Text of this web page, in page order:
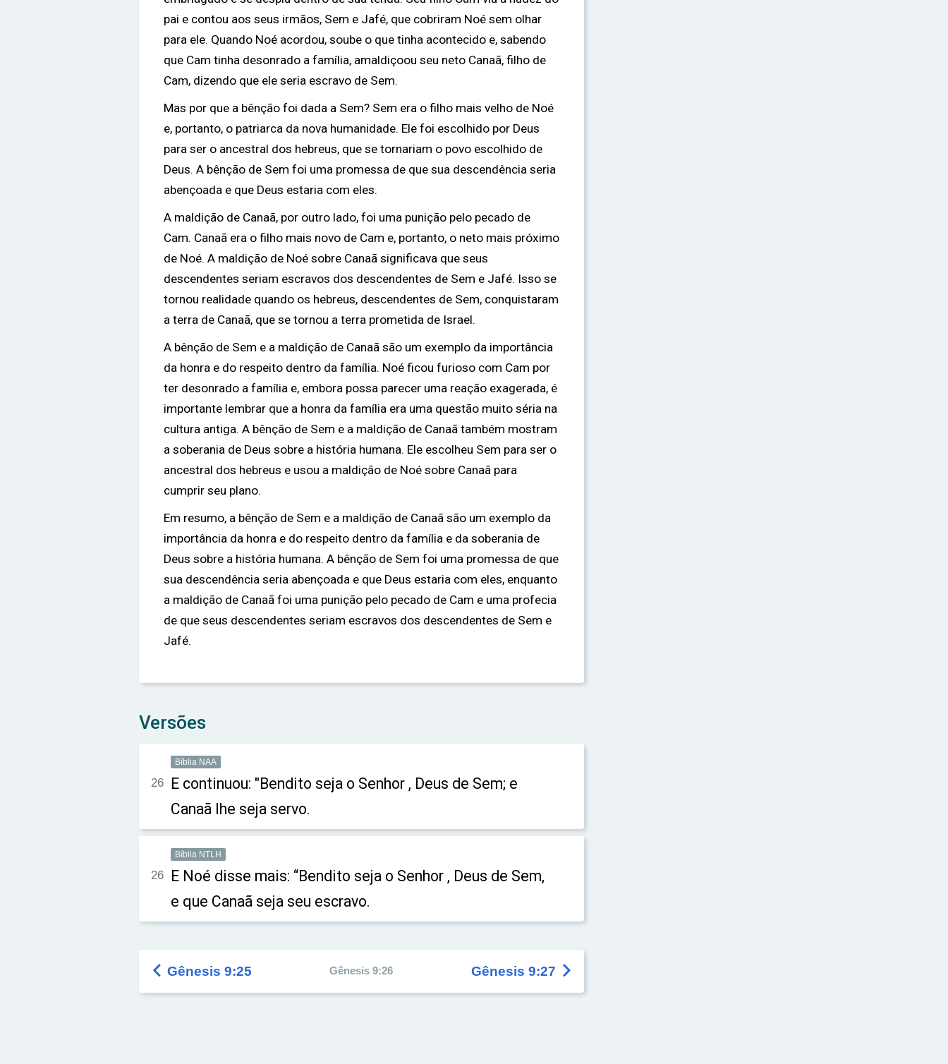
pai e contou aos seus irmãos, Sem e Jafé, que cobriram Noé sem olhar
para ele. Quando Noé acordou, soube o que tinha acontecido e, sabendo
que Cam tinha desonrado a família, amaldiçoou seu neto Canaã, filho de
Cam, dizendo que ele seria escravo de Sem.
Mas por que a bênção foi dada a Sem? Sem era o filho mais velho de Noé
e, portanto, o patriarca da nova humanidade. Ele foi escolhido por Deus
para ser o ancestral dos hebreus, que se tornariam o povo escolhido de
Deus. A bênção de Sem foi uma promessa de que sua descendência seria
abençoada e que Deus estaria com eles.
A maldição de Canaã, por outro lado, foi uma punição pelo pecado de
Cam. Canaã era o filho mais novo de Cam e, portanto, o neto mais próximo
de Noé. A maldição de Noé sobre Canaã significava que seus
descendentes seriam escravos dos descendentes de Sem e Jafé. Isso se
tornou realidade quando os hebreus, descendentes de Sem, conquistaram
a terra de Canaã, que se tornou a terra prometida de Israel.
A bênção de Sem e a maldição de Canaã são um exemplo da importância
da honra e do respeito dentro da família. Noé ficou furioso com Cam por
ter desonrado a família e, embora possa parecer uma reação exagerada, é
importante lembrar que a honra da família era uma questão muito séria na
cultura antiga. A bênção de Sem e a maldição de Canaã também mostram
a soberania de Deus sobre a história humana. Ele escolheu Sem para ser o
ancestral dos hebreus e usou a maldição de Noé sobre Canaã para
cumprir seu plano.
Em resumo, a bênção de Sem e a maldição de Canaã são um exemplo da
importância da honra e do respeito dentro da família e da soberania de
Deus sobre a história humana. A bênção de Sem foi uma promessa de que
sua descendência seria abençoada e que Deus estaria com eles, enquanto
a maldição de Canaã foi uma punição pelo pecado de Cam e uma profecia
de que seus descendentes seriam escravos dos descendentes de Sem e
Jafé.
Versões
Bíblia NAA
26 E continuou: "Bendito seja o Senhor , Deus de Sem; e
Canaã lhe seja servo.
Bíblia NTLH
26 E Noé disse mais: “Bendito seja o Senhor , Deus de Sem,
e que Canaã seja seu escravo.
 Gênesis 9:25 Gênesis 9:26 Gênesis 9:27 